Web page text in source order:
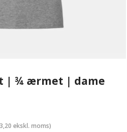
| ¾ ærmet | dame
ekskl. moms)